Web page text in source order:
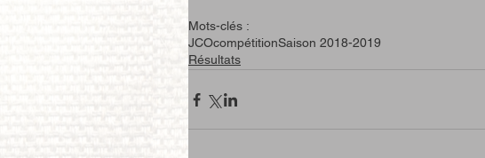
Mots-clés :
JCOcompétitionSaison 2018-2019
Résultats